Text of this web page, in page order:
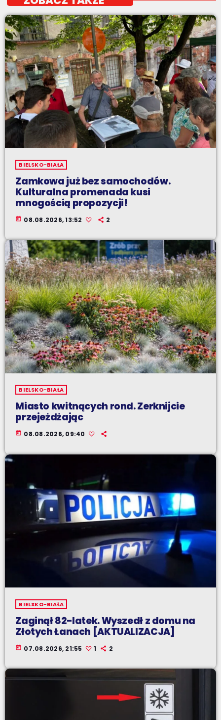
BIELSKO-BIAŁA
Zamkowa już bez samochodów.
Kulturalna promenada kusi
mnogością propozycji!
today 08.08.2026, 13:52 2
BIELSKO-BIAŁA
Miasto kwitnących rond. Zerknijcie
przejeżdżając
today 08.08.2026, 09:40
BIELSKO-BIAŁA
Zaginął 82-latek. Wyszedł z domu na
Złotych Łanach [AKTUALIZACJA]
today 07.08.2026, 21:55 1 2